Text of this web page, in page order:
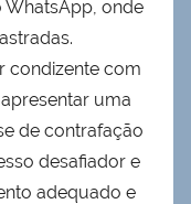
onde
condizente com
uma
de contrafação
desafiador e
adequado e